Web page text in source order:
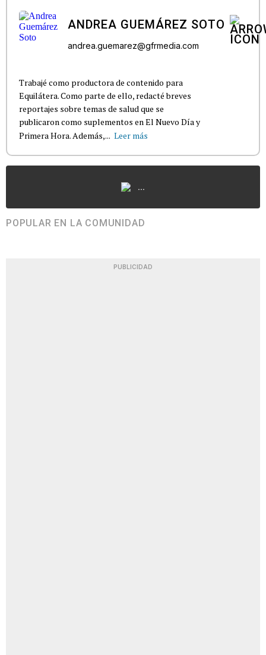
ANDREA GUEMÁREZ SOTO
andrea.guemarez@gfrmedia.com
Trabajé como productora de contenido para
Equilátera. Como parte de ello, redacté breves
reportajes sobre temas de salud que se
publicaron como suplementos en El Nuevo Día y
Primera Hora. Además,... Leer más
...
POPULAR EN LA COMUNIDAD
PUBLICIDAD